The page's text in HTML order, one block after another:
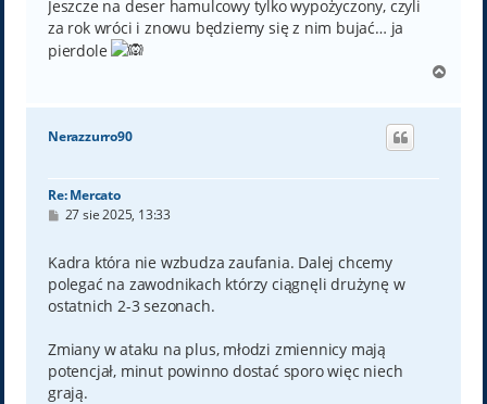
Jeszcze na deser hamulcowy tylko wypożyczony, czyli
za rok wróci i znowu będziemy się z nim bujać… ja
pierdole
g
Nerazzurro90
Re: Mercato
P
t
27 sie 2025, 13:33
Kadra która nie wzbudza zaufania. Dalej chcemy
polegać na zawodnikach którzy ciągnęli drużynę w
ostatnich 2-3 sezonach.
Zmiany w ataku na plus, młodzi zmiennicy mają
potencjał, minut powinno dostać sporo więc niech
grają.